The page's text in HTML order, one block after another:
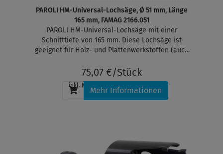
PAROLI HM-Universal-Lochsäge, Ø 51 mm, Länge
165 mm, FAMAG 2166.051
PAROLI HM-Universal-Lochsäge mit einer
Schnitttiefe von 165 mm. Diese Lochsäge ist
geeignet für Holz- und Plattenwerkstoffen (auch
Kunststoffe. Ideal geeignet zum Bohren von
Durchgangslöchern in Massivholz für Lüftungs-,
Abfluss- und Rauchabzugsrohre. Für den
Führungszapfen muss ein Loch im Durchmeser
75,07 €/Stück
inkl. MwSt. , zzgl. Versandkosten
Mehr Informationen